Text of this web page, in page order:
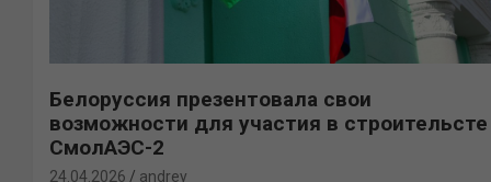
Белоруссия презентовала свои
возможности для участия в строительсте
СмолАЭС-2
24.04.2026 andrey